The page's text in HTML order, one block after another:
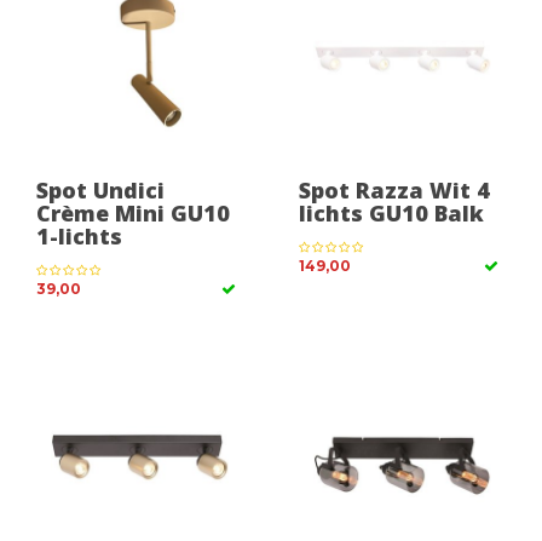
Spot Undici
Crème Mini GU10
1-lichts
39,00
Spot Razza Wit 4
lichts GU10 Balk
149,00